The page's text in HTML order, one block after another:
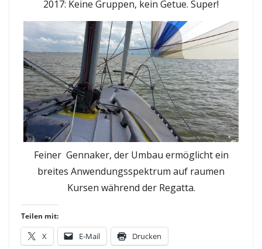
2017: Keine Gruppen, kein Getue. Super!
Feiner Gennaker, der Umbau ermöglicht ein
breites Anwendungsspektrum auf raumen
Kursen während der Regatta.
Teilen mit:
X E-Mail Drucken